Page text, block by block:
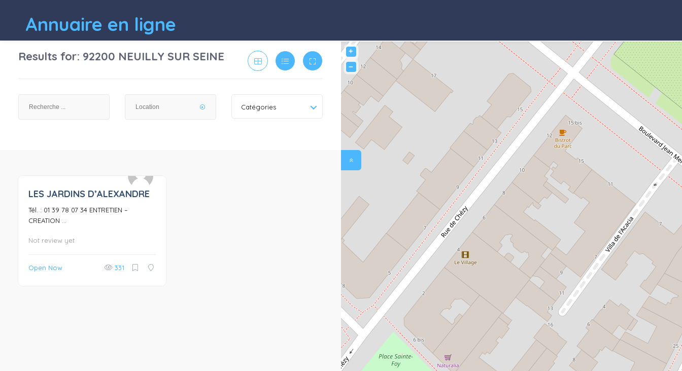
Annuaire en ligne
+
−
Results for: 92200 NEUILLY SUR SEINE
Catégories
0
LES JARDINS D’ALEXANDRE
Tél. : 01 39 78 07 34 ENTRETIEN –
CREATION ...
Not review yet
Open Now 331